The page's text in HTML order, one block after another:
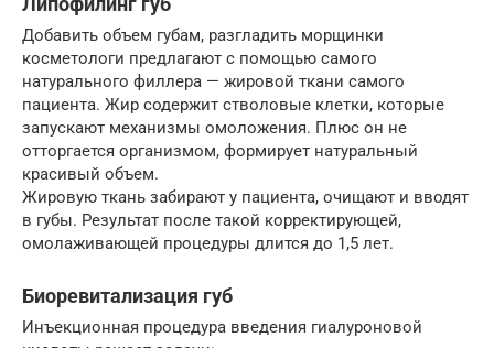
Добавить объем губам, разгладить морщинки
косметологи предлагают с помощью самого
натурального филлера — жировой ткани самого
пациента. Жир содержит стволовые клетки, которые
запускают механизмы омоложения. Плюс он не
отторгается организмом, формирует натуральный
красивый объем.
Жировую ткань забирают у пациента, очищают и вводят
в губы. Результат после такой корректирующей,
омолаживающей процедуры длится до 1,5 лет.
Биоревитализация губ
Инъекционная процедура введения гиалуроновой